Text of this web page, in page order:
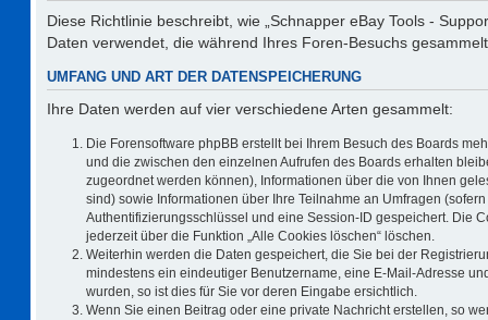
Diese Richtlinie beschreibt, wie „Schnapper eBay Tools -
Daten verwendet, die während Ihres Foren-Besuchs
UMFANG UND ART DER DATENSPEICHERUNG
Ihre Daten werden auf vier verschiedene Arten gesammelt:
Die Forensoftware phpBB erstellt bei Ihrem Besuch des Boards
und die zwischen den einzelnen Aufrufen des Boards erhalten
zugeordnet werden können), Informationen über die von Ihnen
sind) sowie Informationen über Ihre Teilnahme an Umfragen
Authentifizierungsschlüssel und eine Session-ID gespeichert. Die
jederzeit über die Funktion „Alle Cookies löschen“ löschen.
Weiterhin werden die Daten gespeichert, die Sie bei der
mindestens ein eindeutiger Benutzername, eine E-Mail-Adresse
wurden, so ist dies für Sie vor deren Eingabe ersichtlich.
Wenn Sie einen Beitrag oder eine private Nachricht erstellen, so